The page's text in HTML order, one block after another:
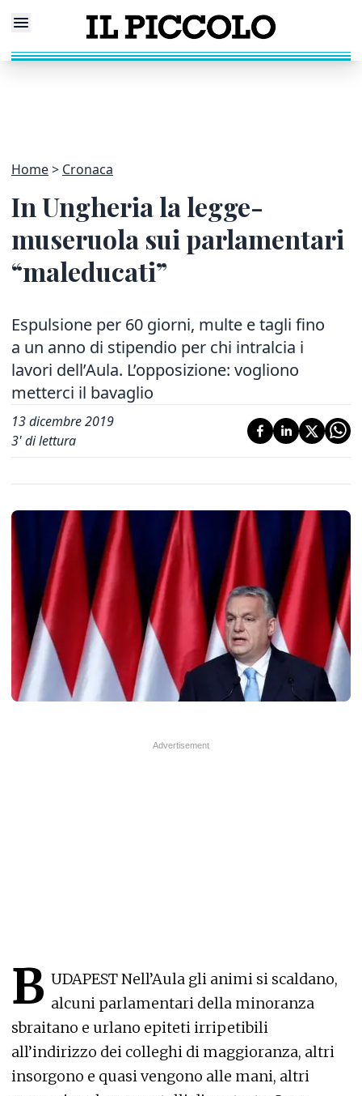
Home Cronaca
In Ungheria la legge-
museruola sui parlamentari
“maleducati”
Espulsione per 60 giorni, multe e tagli fino
a un anno di stipendio per chi intralcia i
lavori dell’Aula. L’opposizione: vogliono
metterci il bavaglio
13 dicembre 2019
3' di lettura
B UDAPEST Nell’Aula gli animi si scaldano,
alcuni parlamentari della minoranza
sbraitano e urlano epiteti irripetibili
all’indirizzo dei colleghi di maggioranza, altri
insorgono e quasi vengono alle mani, altri